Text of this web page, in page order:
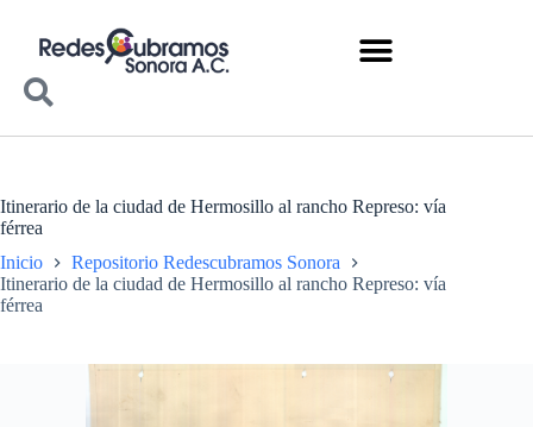
Itinerario de la ciudad de Hermosillo al rancho Represo: vía
férrea
Inicio
Repositorio Redescubramos Sonora
Itinerario de la ciudad de Hermosillo al rancho Represo: vía
férrea